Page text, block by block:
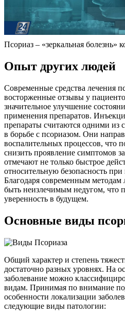
Псориаз – «зеркальная
Опыт других людей
Современные средства лечения
восторженные отзывы у
значительное улучшение
применения препаратов.
препараты считаются одними из
в борьбе с псориазом. Они
воспалительных процессов, что
снизить проявление симптомов
отмечают не только быстрое
относительную безопасность
Благодаря современным методам
быть неизлечимым недугом, что
уверенность в будущем.
Основные виды
Общий характер и степень
достаточно разных уровнях. На
заболевание можно
видам. Принимая по внимание
особенности локализации
следующие виды патологии: